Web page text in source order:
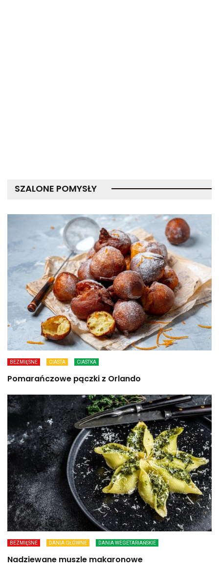
SZALONE POMYSŁY
BEZMIĘSNE CIASTA CIASTKA
Pomarańczowe pączki z Orlando
BEZMIĘSNE DANIA GŁÓWNE DANIA WEGETARIAŃSKIE
Nadziewane muszle makaronowe